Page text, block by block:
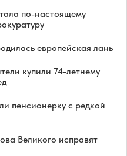
по-настоящему
европейская лань
купили 74-летнему
пенсионерку с редкой
Великого исправят